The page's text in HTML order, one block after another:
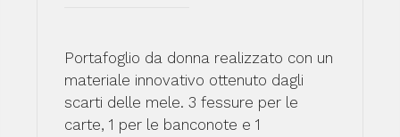
Portafoglio da donna realizzato con un
materiale innovativo ottenuto dagli
scarti delle mele. 3 fessure per le
carte, 1 per le banconote e 1